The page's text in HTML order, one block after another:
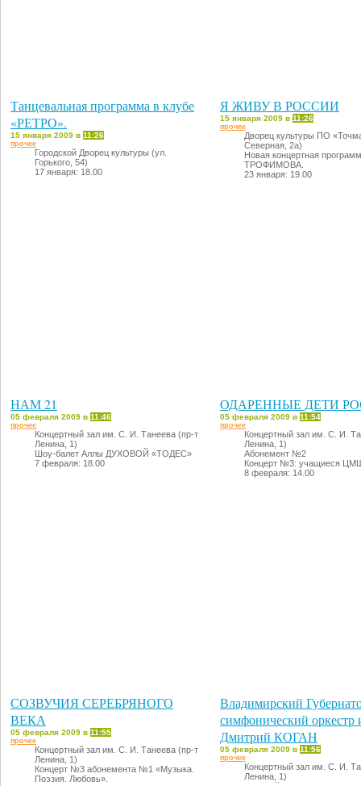
Танцевальная программа в клубе
«РЕТРО».
15 января 2009 в 11:26
прочее
Городской Дворец культуры (ул.
Горького, 54)
17 января: 18.00
Я ЖИВУ В РОССИИ
15 января 2009 в 11:26
прочее
Дворец культуры ПО
Северная, 2а)
Новая концертная
ТРОФИМОВА.
23 января: 19.00
НАМ 21
05 февраля 2009 в 11:46
прочее
Концертный зал им. С. И. Танеева (пр-т
Ленина, 1)
Шоу-балет Аллы ДУХОВОЙ «ТОДЕС»
7 февраля: 18.00
ОДАРЕННЫЕ ДЕТИ
05 февраля 2009 в 11:54
прочее
Концертный зал им. С. И.
Ленина, 1)
Абонемент №2
Концерт №3: учащиеся
8 февраля: 14.00
СОЗВУЧИЯ СЕРЕБРЯНОГО
ВЕКА
05 февраля 2009 в 11:55
прочее
Концертный зал им. С. И. Танеева (пр-т
Ленина, 1)
Концерт №3 абонемента №1 «Музыка.
Поэзия. Любовь».
Владимирский
симфонический оркестр
Дмитрий КОГАН
05 февраля 2009 в 11:56
прочее
Концертный зал им. С. И.
Ленина, 1)